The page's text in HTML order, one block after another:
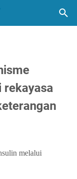
rekayasa
melalui